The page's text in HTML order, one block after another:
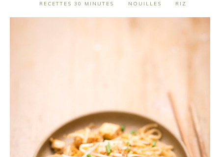
RECETTES 30 MINUTES NOUILLES RIZ